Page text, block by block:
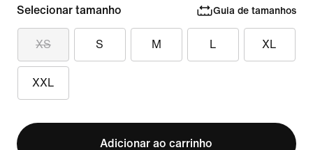
Selecionar tamanho Guia de tamanhos
XS S M L XL
XXL
Adicionar ao carrinho